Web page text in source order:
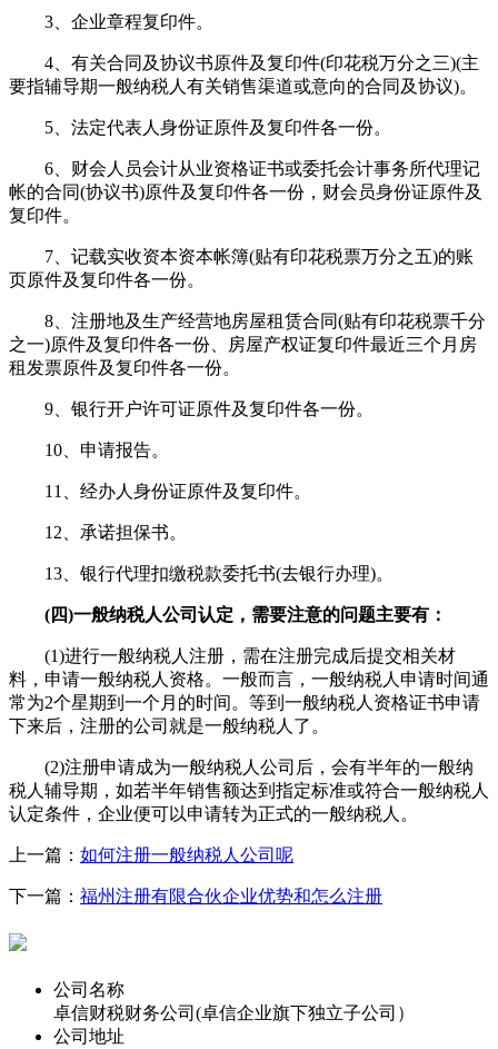
3、企业章程复印件。
4、有关合同及协议书原件及复印件(印花税万分之三)(主
要指辅导期一般纳税人有关销售渠道或意向的合同及协议)。
5、法定代表人身份证原件及复印件各一份。
6、财会人员会计从业资格证书或委托会计事务所代理记
帐的合同(协议书)原件及复印件各一份，财会员身份证原件及
复印件。
7、记载实收资本资本帐簿(贴有印花税票万分之五)的账
页原件及复印件各一份。
8、注册地及生产经营地房屋租赁合同(贴有印花税票千分
之一)原件及复印件各一份、房屋产权证复印件最近三个月房
租发票原件及复印件各一份。
9、银行开户许可证原件及复印件各一份。
10、申请报告。
11、经办人身份证原件及复印件。
12、承诺担保书。
13、银行代理扣缴税款委托书(去银行办理)。
(四)一般纳税人公司认定，需要注意的问题主要有：
(1)进行一般纳税人注册，需在注册完成后提交相关材
料，申请一般纳税人资格。一般而言，一般纳税人申请时间通
常为2个星期到一个月的时间。等到一般纳税人资格证书申请
下来后，注册的公司就是一般纳税人了。
(2)注册申请成为一般纳税人公司后，会有半年的一般纳
税人辅导期，如若半年销售额达到指定标准或符合一般纳税人
认定条件，企业便可以申请转为正式的一般纳税人。
上一篇： 如何注册一般纳税人公司呢
下一篇： 福州注册有限合伙企业优势和怎么注册
公司名称
卓信财税财务公司(卓信企业旗下独立子公司）
公司地址